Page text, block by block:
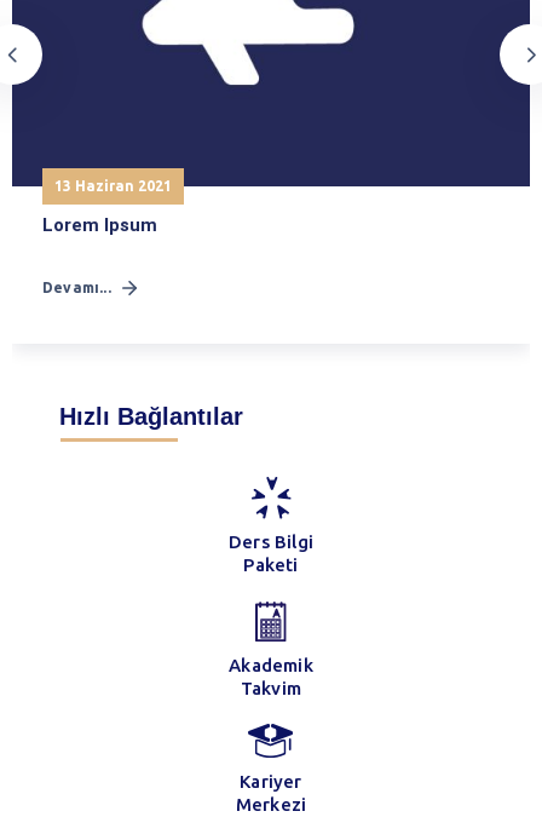
13 Haziran 2021
Lorem Ipsum
Devamı...
Hızlı Bağlantılar
Ders Bilgi
Paketi
Akademik
Takvim
Kariyer
Merkezi